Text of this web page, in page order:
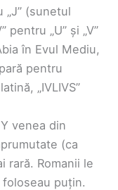
„J” (sunetul
pentru „U” și „V”
în Evul Mediu,
pentru
„IVLIVS”
venea din
(ca
rară. Romanii le
puțin.